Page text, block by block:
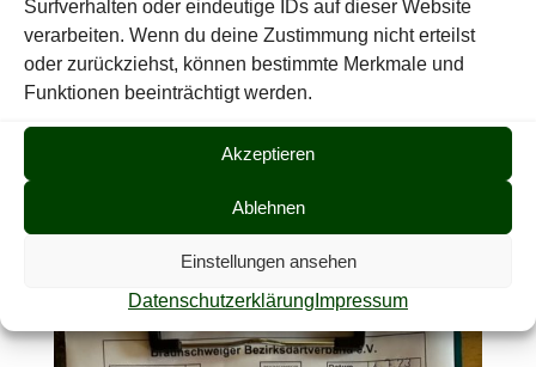
Surfverhalten oder eindeutige IDs auf dieser Website
verarbeiten. Wenn du deine Zustimmung nicht erteilst
oder zurückziehst, können bestimmte Merkmale und
Funktionen beeinträchtigt werden.
Akzeptieren
Ablehnen
Einstellungen ansehen
Datenschutzerklärung Impressum